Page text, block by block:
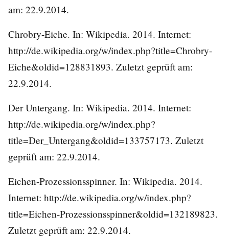
am: 22.9.2014.
Chrobry-Eiche. In: Wikipedia. 2014. Internet:
http://de.wikipedia.org/w/index.php?title=Chrobry-
Eiche&oldid=128831893. Zuletzt geprüft am:
22.9.2014.
Der Untergang. In: Wikipedia. 2014. Internet:
http://de.wikipedia.org/w/index.php?
title=Der_Untergang&oldid=133757173. Zuletzt
geprüft am: 22.9.2014.
Eichen-Prozessionsspinner. In: Wikipedia. 2014.
Internet: http://de.wikipedia.org/w/index.php?
title=Eichen-Prozessionsspinner&oldid=132189823.
Zuletzt geprüft am: 22.9.2014.